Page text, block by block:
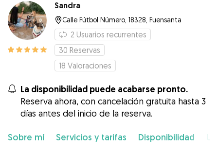
Sandra
Calle Fútbol Número, 18328, Fuensanta
2 Usuarios recurrentes
30 Reservas
18 Valoraciones
La disponibilidad puede acabarse pronto.
Reserva ahora, con cancelación gratuita hasta 3
días antes del inicio de la reserva.
Sobre mí Servicios y tarifas Disponibilidad